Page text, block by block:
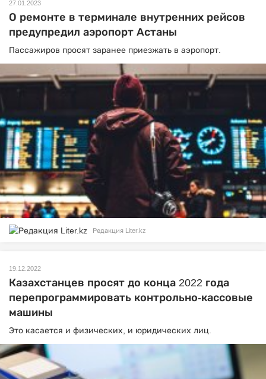
27.01.2023
О ремонте в терминале внутренних рейсов
предупредил аэропорт Астаны
Пассажиров просят заранее приезжать в аэропорт.
Редакция Liter.kz
19.12.2022
Казахстанцев просят до конца 2022 года
перепрограммировать контрольно-кассовые
машины
Это касается и физических, и юридических лиц.